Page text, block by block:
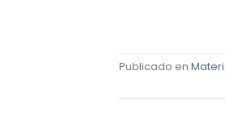
Publicado en